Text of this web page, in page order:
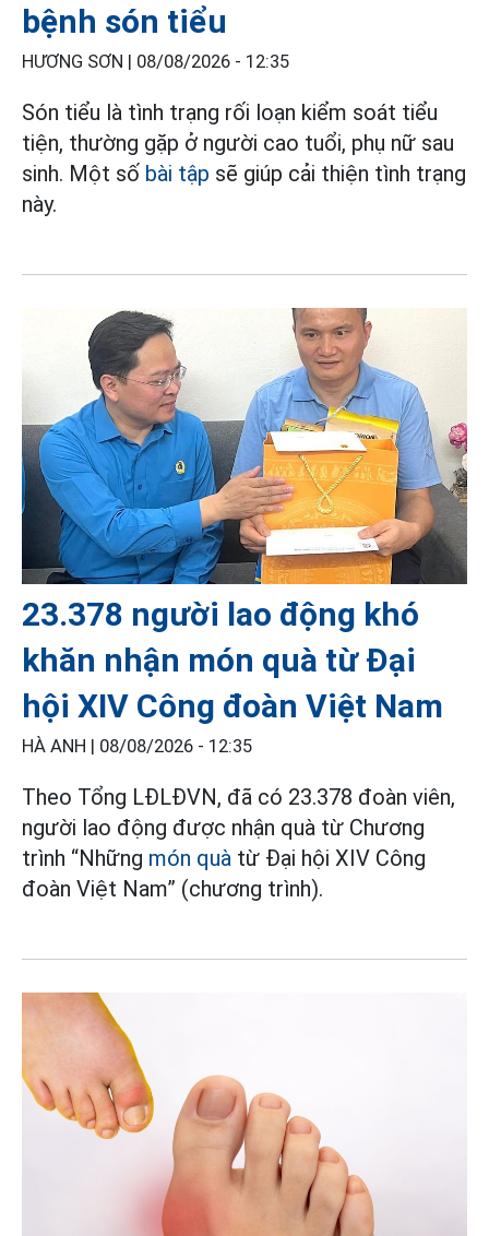
bệnh són tiểu
HƯƠNG SƠN | 08/08/2026 - 12:35
Són tiểu là tình trạng rối loạn kiểm soát tiểu
tiện, thường gặp ở người cao tuổi, phụ nữ sau
sinh. Một số bài tập sẽ giúp cải thiện tình trạng
này.
23.378 người lao động khó
khăn nhận món quà từ Đại
hội XIV Công đoàn Việt Nam
HÀ ANH | 08/08/2026 - 12:35
Theo Tổng LĐLĐVN, đã có 23.378 đoàn viên,
người lao động được nhận quà từ Chương
trình “Những món quà từ Đại hội XIV Công
đoàn Việt Nam” (chương trình).